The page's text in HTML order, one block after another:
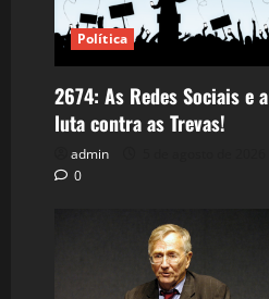
Política
2674: As Redes Sociais e a
luta contra as Trevas!
admin
0